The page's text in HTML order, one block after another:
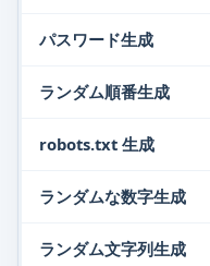
パスワード生成
ランダム順番生成
robots.txt 生成
ランダムな数字生成
ランダム文字列生成